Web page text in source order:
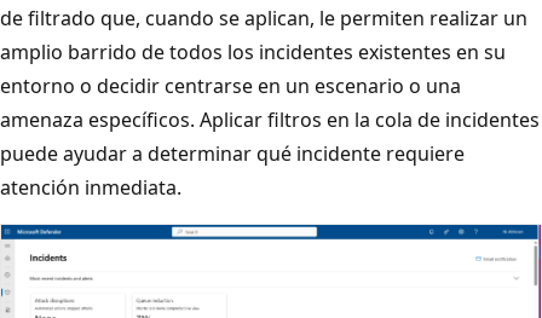
de filtrado que, cuando se aplican, le permiten realizar un
amplio barrido de todos los incidentes existentes en su
entorno o decidir centrarse en un escenario o una
amenaza específicos. Aplicar filtros en la cola de incidentes
puede ayudar a determinar qué incidente requiere
atención inmediata.